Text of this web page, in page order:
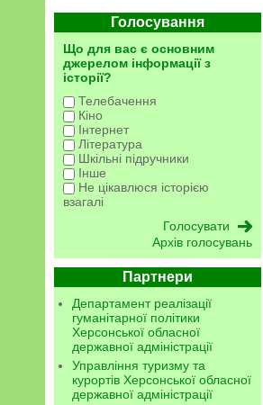
Голосування
Що для вас є основним
джерелом інформації з
історії?
Телебачення
Кіно
Інтернет
Література
Шкільні підручники
Інше
Не цікавлюся історією
взагалі
Архів голосувань
Партнери
Департамент реалізації
гуманітарної політики
Херсонської обласної
державної адміністрації
Управління туризму та
курортів Херсонської обласної
державної адміністрації